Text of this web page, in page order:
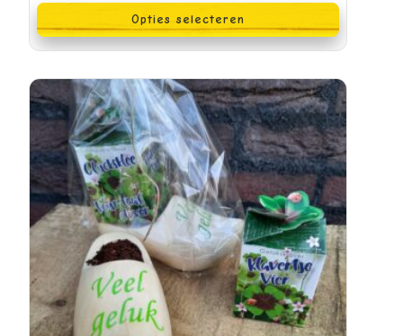
Opties selecteren
product
heeft
meerdere
variaties.
optie
kan
gekozen
worden
op
de
productpagina